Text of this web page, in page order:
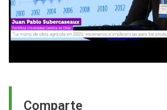
Comparte